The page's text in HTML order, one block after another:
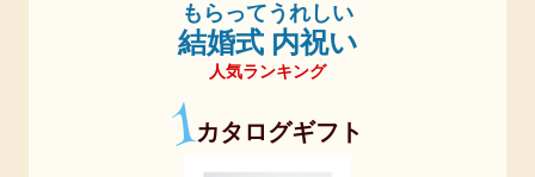
もらってうれしい
結婚式 内祝い
人気ランキング
1カタログギフト